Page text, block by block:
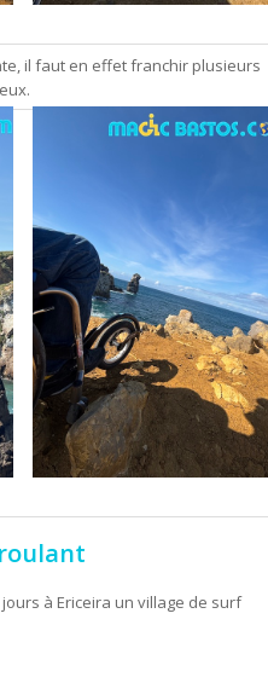
il faut en effet franchir plusieurs
à Ericeira un village de surf